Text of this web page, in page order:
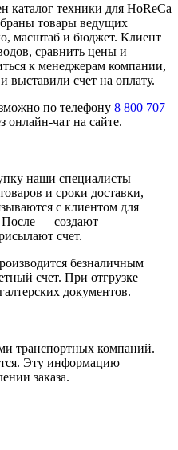
техники для HoReCa
товары ведущих
масштаб и бюджет. Клиент
сравнить цены и
к менеджерам компании,
выставили счет на оплату.
по телефону 8 800 707
онлайн-чат на сайте.
наши специалисты
и сроки доставки,
с клиентом для
После — создают
счет.
безналичным
счет. При отгрузке
документов.
транспортных компаний.
Эту информацию
заказа.